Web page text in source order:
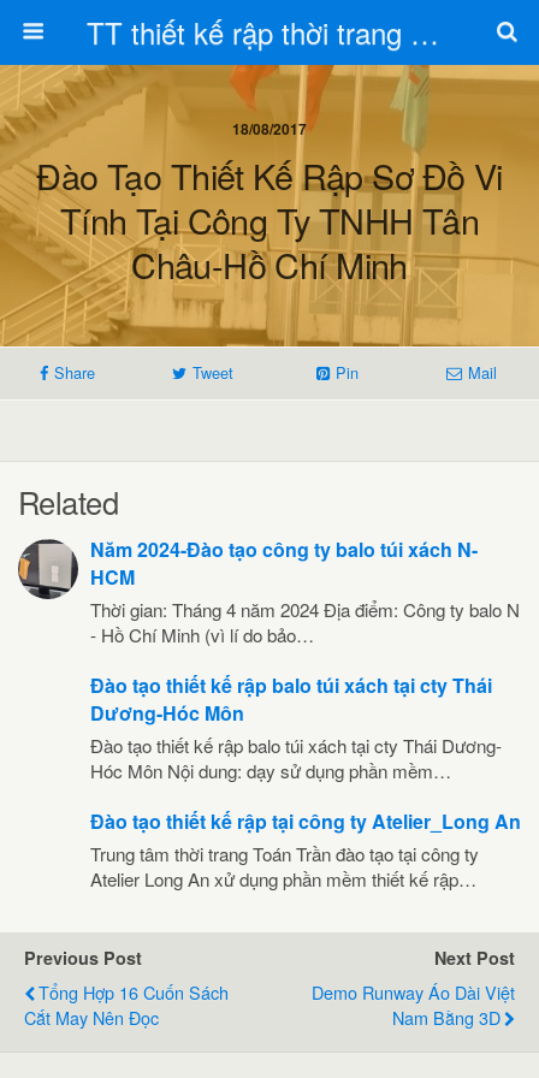
TT thiết kế rập thời trang Toán Trần
18/08/2017
Đào Tạo Thiết Kế Rập Sơ Đồ Vi
Tính Tại Công Ty TNHH Tân
Châu-Hồ Chí Minh
Share Tweet Pin Mail
Related
Năm 2024-Đào tạo công ty balo túi xách N-
HCM
Thời gian: Tháng 4 năm 2024 Địa điểm: Công ty balo N
- Hồ Chí Minh (vì lí do bảo…
Đào tạo thiết kế rập balo túi xách tại cty Thái
Dương-Hóc Môn
Đào tạo thiết kế rập balo túi xách tại cty Thái Dương-
Hóc Môn Nội dung: dạy sử dụng phần mềm…
Đào tạo thiết kế rập tại công ty Atelier_Long An
Trung tâm thời trang Toán Trần đào tạo tại công ty
Atelier Long An xử dụng phần mềm thiết kế rập…
Previous Post
Tổng Hợp 16 Cuốn Sách
Cắt May Nên Đọc
Next Post
Demo Runway Áo Dài Việt
Nam Bằng 3D